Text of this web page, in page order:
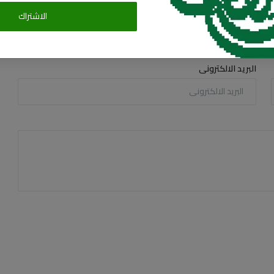
الاشتراك
البريد الالكترونى